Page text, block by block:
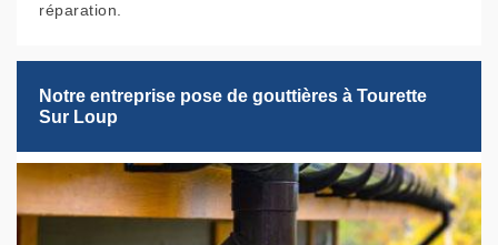
réparation.
Notre entreprise pose de gouttières à Tourette
Sur Loup